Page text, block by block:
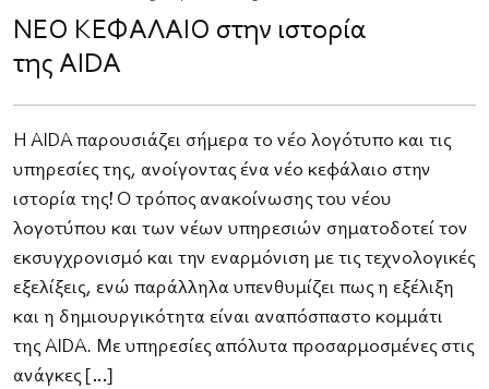
ΝΕΟ ΚΕΦΑΛΑΙΟ στην ιστορία
της AIDA
Η AIDA παρουσιάζει σήμερα το νέο λογότυπο και τις
υπηρεσίες της, ανοίγοντας ένα νέο κεφάλαιο στην
ιστορία της! Ο τρόπος ανακοίνωσης του νέου
λογοτύπου και των νέων υπηρεσιών σηματοδοτεί τον
εκσυγχρονισμό και την εναρμόνιση με τις τεχνολογικές
εξελίξεις, ενώ παράλληλα υπενθυμίζει πως η εξέλιξη
και η δημιουργικότητα είναι αναπόσπαστο κομμάτι
της AIDA. Με υπηρεσίες απόλυτα προσαρμοσμένες στις
ανάγκες […]